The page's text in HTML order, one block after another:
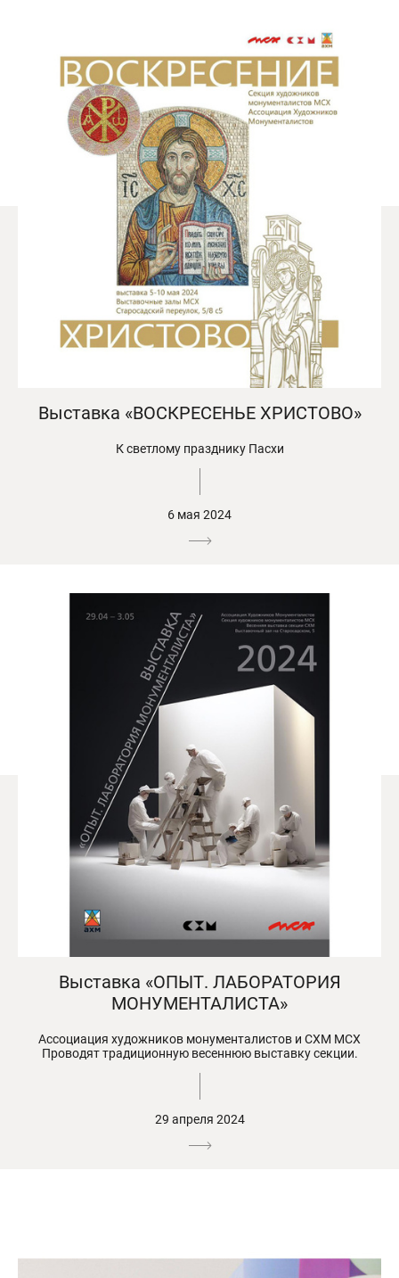
Выставка «ВОСКРЕСЕНЬЕ ХРИСТОВО»
К светлому празднику Пасхи
6 мая 2024
Выставка «ОПЫТ. ЛАБОРАТОРИЯ
МОНУМЕНТАЛИСТА»
Ассоциация художников монументалистов и СХМ МСХ
Проводят традиционную весеннюю выставку секции.
29 апреля 2024